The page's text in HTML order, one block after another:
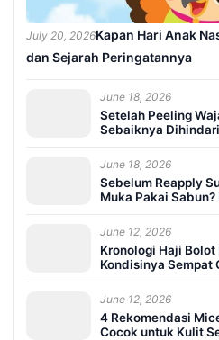
July 20, 2026Kapan Hari Anak
dan Sejarah Peringatannya
June 18, 2026
Setelah Peeling
Sebaiknya Dihindari
June 18, 2026
Sebelum Reapply
Muka Pakai
June 12, 2026
Kronologi Haji
Kondisinya Sempat
June 12, 2026
4 Rekomendasi
Cocok untuk Kulit